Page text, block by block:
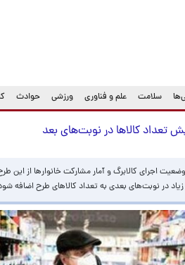
سلامت علم و فناوری ورزشی حوادث
تعداد کالاها در نوبت‌های بعد
اجرای کالابرگ و آمار مشارکت خانوارها از این